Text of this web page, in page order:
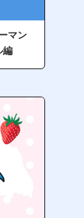
マン
編